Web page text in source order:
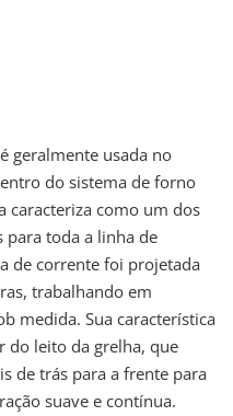
geralmente usada no
do sistema de forno
caracteriza como um dos
para toda a linha de
de corrente foi projetada
trabalhando em
medida. Sua característica
do leito da grelha, que
de trás para a frente para
suave e contínua.